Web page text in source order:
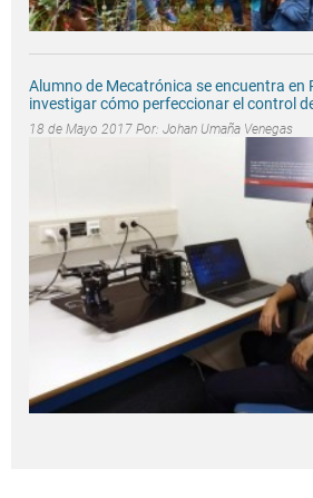
Alumno de Mecatrónica se encuentra en
investigar cómo perfeccionar el control
18 de Mayo 2017 Por: Johan Umaña Venegas